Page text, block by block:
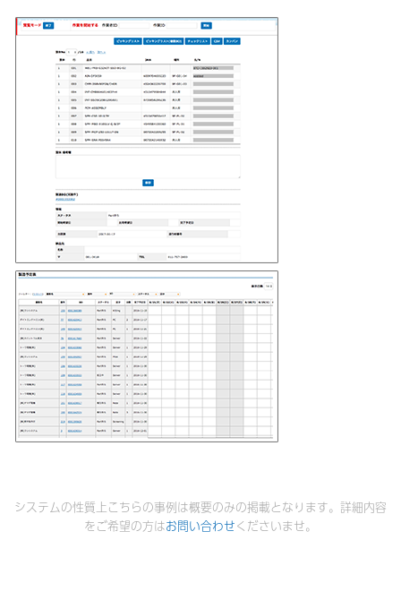
システムの性質上こちらの事例は概要のみの掲載となります。詳細内容
をご希望の方はお問い合わせくださいませ。